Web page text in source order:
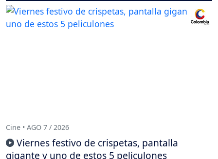
Cine • AGO 7 / 2026
Viernes festivo de crispetas, pantalla
gigante y uno de estos 5 peliculones